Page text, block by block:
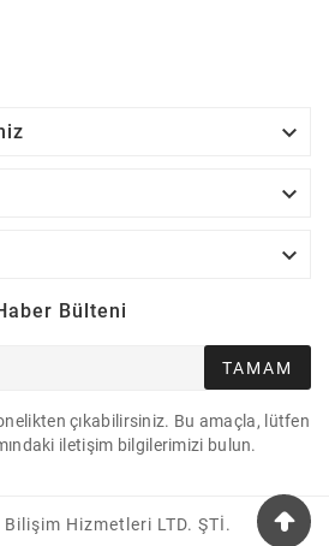



Bülteni
TAMAM
çıkabilirsiniz. Bu amaçla, lütfen
iletişim bilgilerimizi bulun.
Hizmetleri LTD. ŞTİ.